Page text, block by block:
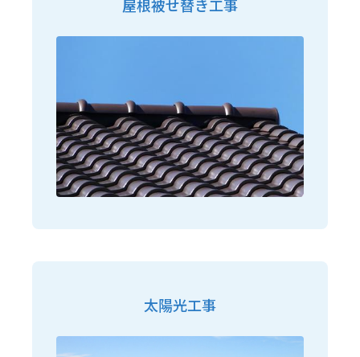
屋根被せ替き工事
太陽光工事